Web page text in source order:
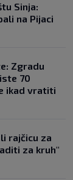
Sinja:
na Pijaci
Zgradu
70
ikad vratiti
rajčicu za
za kruh"